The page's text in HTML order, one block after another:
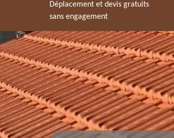
Déplacement et devis gratuits
sans engagement